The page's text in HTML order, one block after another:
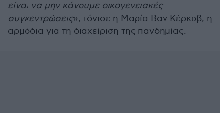
είναι να μην κάνουμε οικογενειακές
συγκεντρώσεις», τόνισε η Μαρία Βαν Κέρκοβ, η
αρμόδια για τη διαχείριση της πανδημίας.